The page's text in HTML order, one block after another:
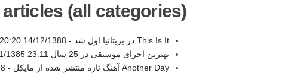
(all categories):
This Is It در بریتانیا اول شد -
14/12/1388 20:20
بهترين اجرای موسيقی در 25 سال Wetten Dass -
1385 23:11
Another Day آهنگ تازه منتشر شده از مایکل -